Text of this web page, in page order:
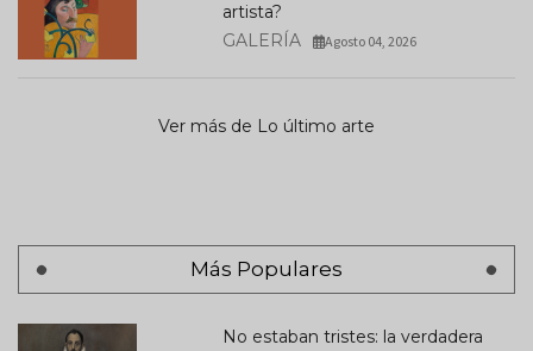
artista?
GALERÍA
Agosto 04, 2026
Ver más de Lo último arte
Más Populares
No estaban tristes: la verdadera